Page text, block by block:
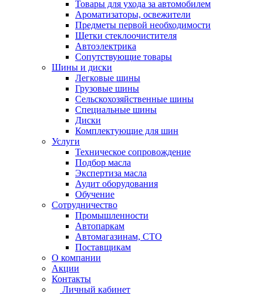
Товары для ухода за автомобилем
Ароматизаторы, освежители
Предметы первой необходимости
Щетки стеклоочистителя
Автоэлектрика
Сопутствующие товары
Шины и диски
Легковые шины
Грузовые шины
Сельскохозяйственные шины
Специальные шины
Диски
Комплектующие для шин
Услуги
Техническое сопровождение
Подбор масла
Экспертиза масла
Аудит оборудования
Обучение
Сотрудничество
Промышленности
Автопаркам
Автомагазинам, СТО
Поставщикам
О компании
Акции
Контакты
Личный кабинет